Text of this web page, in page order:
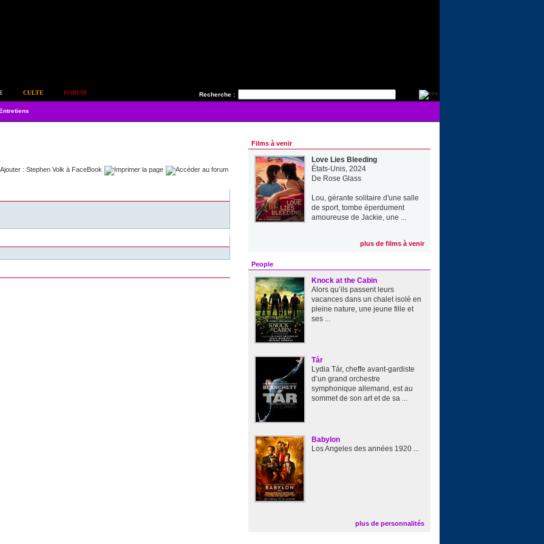
Recherche :
CULTE FORUM
Films à venir
Love Lies Bleeding
États-Unis, 2024
De Rose Glass
Lou, gérante solitaire d'une salle
de sport, tombe éperdument
amoureuse de Jackie, une ...
plus de films à venir
People
Knock at the Cabin
Alors qu’ils passent leurs
vacances dans un chalet isolé en
pleine nature, une jeune fille et
ses ...
Tár
Lydia Tár, cheffe avant-gardiste
d’un grand orchestre
symphonique allemand, est au
sommet de son art et de sa ...
Babylon
Los Angeles des années 1920 ...
plus de personnalités